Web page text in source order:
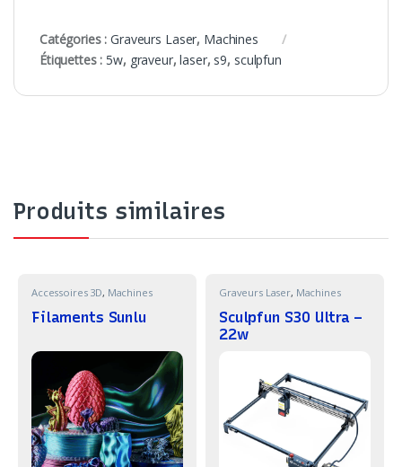
Catégories :Graveurs Laser, Machines
Étiquettes :5w, graveur,laser, s9, sculpfun
Produits similaires
Accessoires 3D, Machines
Filaments Sunlu
Graveurs Laser, Machines
Sculpfun S30 Ultra –
22w